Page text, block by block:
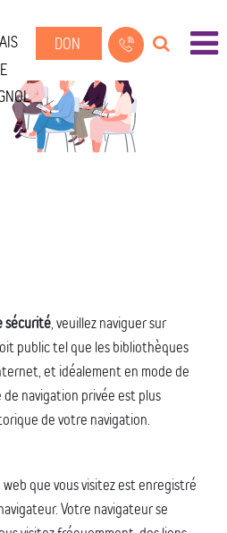
DON
sécurité, veuillez naviguer sur
public tel que les bibliothèques
et idéalement en mode de
navigation privée est plus
de votre navigation.
que vous visitez est enregistré
Votre navigateur se